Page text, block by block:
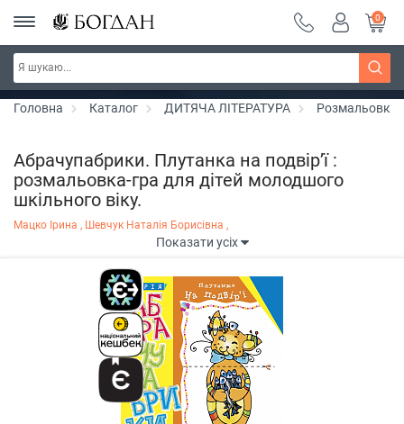
Серія "Вандербікери" ~ знижка 25%
0
Головна Каталог ДИТЯЧА ЛІТЕРАТУРА Розмальовки
Абрачупабрики. Плутанка на подвір’ї :
розмальовка-гра для дітей молодшого
шкільного віку.
Мацко Ірина , Шевчук Наталія Борисівна ,
Показати усіх